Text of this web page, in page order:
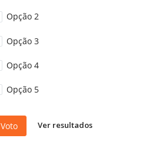
Opção 2
Opção 3
Opção 4
Opção 5
Voto Ver resultados